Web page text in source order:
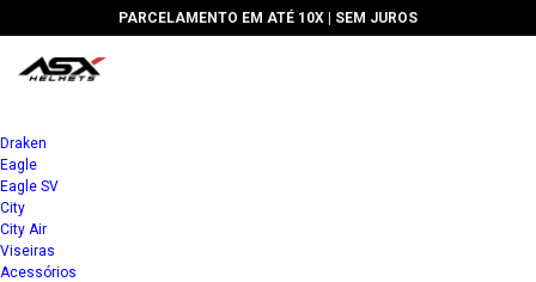
🔥 5% DE DESCONTO PARA PAGAMENTOS À VISTA OU VIA PIX
Draken
Eagle
Eagle SV
City
City Air
Viseiras
Acessórios